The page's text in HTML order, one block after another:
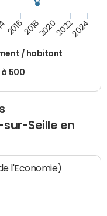
/ habitant
à 500
20162018202020222024
Seille en
l'Economie)